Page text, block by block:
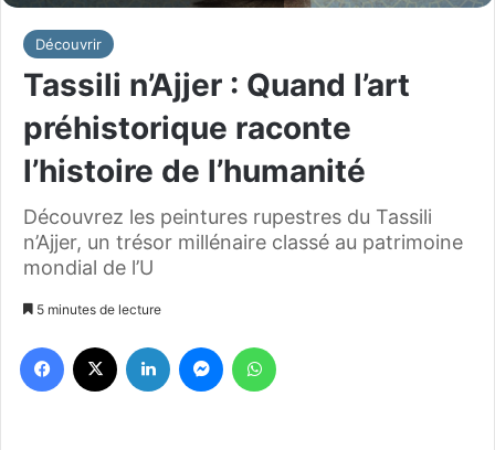
Découvrir
Tassili n’Ajjer : Quand l’art
préhistorique raconte
l’histoire de l’humanité
Découvrez les peintures rupestres du Tassili
n’Ajjer, un trésor millénaire classé au patrimoine
mondial de l’U
5 minutes de lecture